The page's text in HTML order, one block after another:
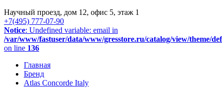
Научный проезд, дом 12, офис 5, этаж 1
+7(495) 777-07-90
Notice: Undefined variable: email in
/var/www/fastuser/data/www/gresstore.ru/catalog/view/theme/
on line 136
Главная
Бренд
Atlas Concorde Italy